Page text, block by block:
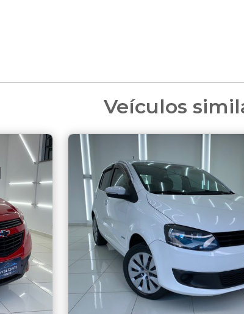
Veículos